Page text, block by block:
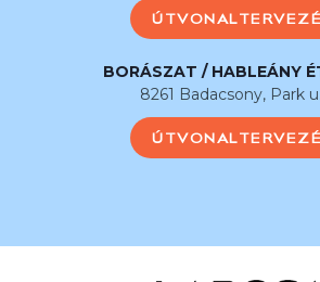
BORÁSZAT / HABLEÁNY
8261 Badacsony, Park